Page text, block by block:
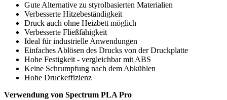
Gute Alternative zu styrolbasierten Materialien
Verbesserte Hitzebeständigkeit
Druck auch ohne Heizbett möglich
Verbesserte Fließfähigkeit
Ideal für industrielle Anwendungen
Einfaches Ablösen des Drucks von der Druckplatte
Hohe Festigkeit - vergleichbar mit ABS
Keine Schrumpfung nach dem Abkühlen
Hohe Druckeffizienz
Verwendung von Spectrum PLA Pro